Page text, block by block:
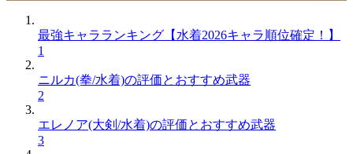
最強キャラランキング【水着2026キャラ順位確定！】
1
ニルカ(拳/水着)の評価とおすすめ武器
2
エレノア(大剣/水着)の評価とおすすめ武器
3